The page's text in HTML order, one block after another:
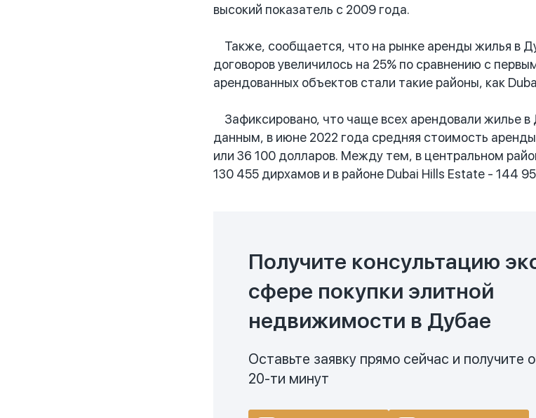
высокий показатель с 2009 года.
Также, сообщается, что на рынке аренды жилья в
договоров увеличилось на 25% по сравнению с
арендованных объектов стали такие районы, как
Зафиксировано, что чаще всех арендовали жилье
данным, в июне 2022 года средняя стоимость
или 36 100 долларов. Между тем, в центральном
130 455 дирхамов и в районе Dubai Hills Estate - 144
Получите консультацию
сфере покупки элитной
недвижимости в Дубае
Оставьте заявку прямо сейчас и получите
20-ти минут